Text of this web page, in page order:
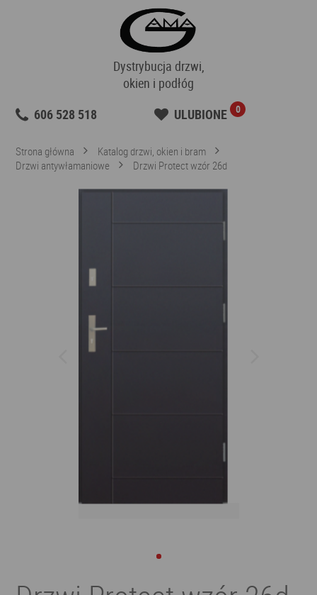
Dystrybucja drzwi,
okien i podłóg
606 528 518
ULUBIONE 0
Strona główna
Katalog drzwi, okien i bram
Drzwi antywłamaniowe
Drzwi Protect wzór 26d